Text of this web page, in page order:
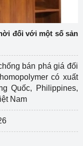
đối với một số sản
bán phá giá đối
có xuất
Quốc, Philippines,
Nam